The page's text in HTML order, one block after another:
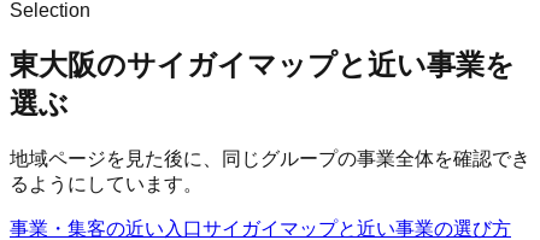
Selection
東大阪のサイガイマップと近い事業を
選ぶ
地域ページを見た後に、同じグループの事業全体を確認でき
るようにしています。
事業・集客の近い入口サイガイマップと近い事業の選び方